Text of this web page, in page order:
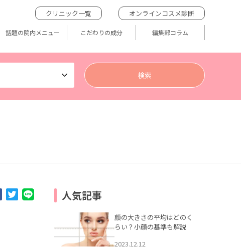
クリニック一覧 オンラインコスメ診断
話題の院内メニュー こだわりの成分 編集部コラム
人気記事
顔の大きさの平均はどのく
らい？小顔の基準も解説
2023.12.12